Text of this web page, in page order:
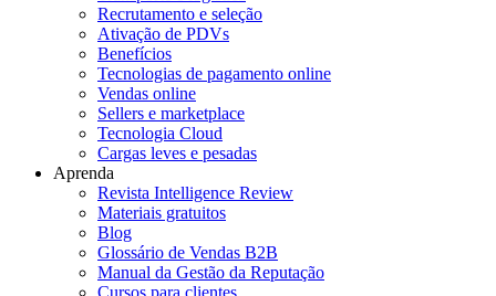
Recrutamento e seleção
Ativação de PDVs
Benefícios
Tecnologias de pagamento online
Vendas online
Sellers e marketplace
Tecnologia Cloud
Cargas leves e pesadas
Aprenda
Revista Intelligence Review
Materiais gratuitos
Blog
Glossário de Vendas B2B
Manual da Gestão da Reputação
Cursos para clientes